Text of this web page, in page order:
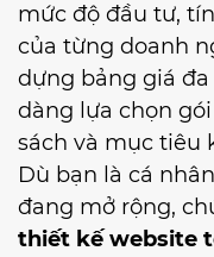
mức độ đầu tư,
của từng doanh
dựng bảng giá
dàng lựa chọn
sách và mục tiêu
Dù bạn là cá
đang mở rộng,
thiết kế website